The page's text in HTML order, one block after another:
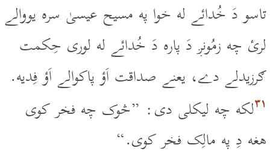
تاسو دَ خُدائے له خوا په مسيح عيسىٰ سره يووالے
لرئ چه زمُونږ دَ پاره دَ خُدائے له لورى حِکمت
ګرزيدلے دے، يعنے صداقت اَؤ پاکوالے اَؤ فِديه.
۳۱لکه چه ليکلى دى : ”څوک چه فخر کوى
هغه دِ په مالِک فخر کوى.“